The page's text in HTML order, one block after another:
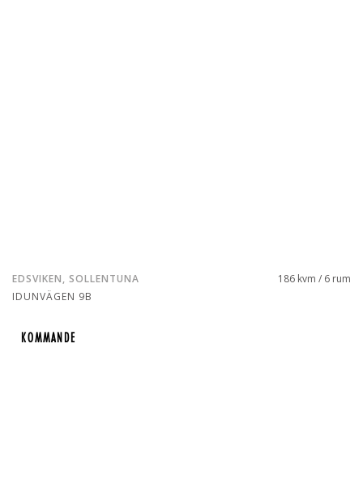
EDSVIKEN, SOLLENTUNA
IDUNVÄGEN 9B
186 kvm / 6 rum
KOMMANDE
KOMMANDE